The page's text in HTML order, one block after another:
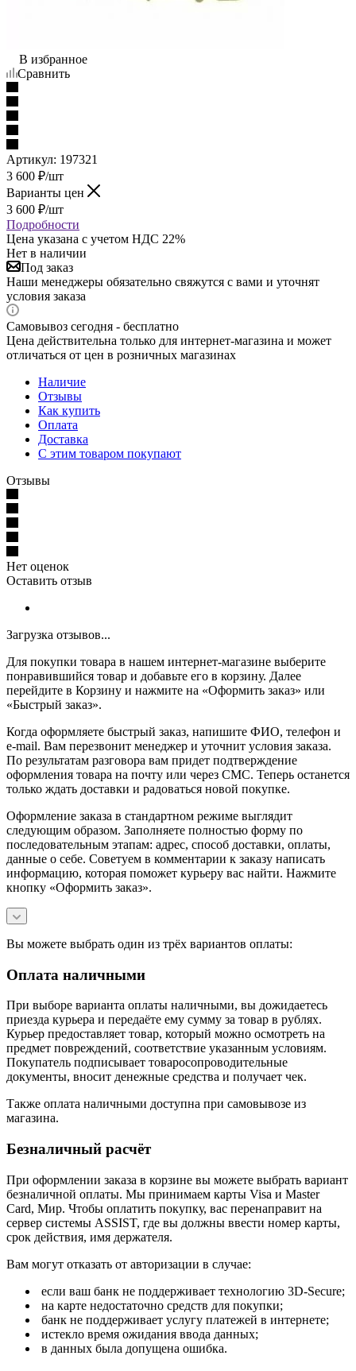
В избранное
Сравнить
Артикул: 197321
3 600 ₽/шт
Варианты цен
3 600 ₽/шт
Подробности
Цена указана с учетом НДС 22%
Нет в наличии
Под заказ
Наши менеджеры обязательно свяжутся с вами и уточнят
условия заказа
Самовывоз сегодня - бесплатно
Цена действительна только для интернет-магазина и может
отличаться от цен в розничных магазинах
Наличие
Отзывы
Как купить
Оплата
Доставка
С этим товаром покупают
Отзывы
Нет оценок
Оставить отзыв
Загрузка отзывов...
Для покупки товара в нашем интернет-магазине выберите
понравившийся товар и добавьте его в корзину. Далее
перейдите в Корзину и нажмите на «Оформить заказ» или
«Быстрый заказ».
Когда оформляете быстрый заказ, напишите ФИО, телефон и
e-mail. Вам перезвонит менеджер и уточнит условия заказа.
По результатам разговора вам придет подтверждение
оформления товара на почту или через СМС. Теперь останется
только ждать доставки и радоваться новой покупке.
Оформление заказа в стандартном режиме выглядит
следующим образом. Заполняете полностью форму по
последовательным этапам: адрес, способ доставки, оплаты,
данные о себе. Советуем в комментарии к заказу написать
информацию, которая поможет курьеру вас найти. Нажмите
кнопку «Оформить заказ».
Вы можете выбрать один из трёх вариантов оплаты:
Оплата наличными
При выборе варианта оплаты наличными, вы дожидаетесь
приезда курьера и передаёте ему сумму за товар в рублях.
Курьер предоставляет товар, который можно осмотреть на
предмет повреждений, соответствие указанным условиям.
Покупатель подписывает товаросопроводительные
документы, вносит денежные средства и получает чек.
Также оплата наличными доступна при самовывозе из
магазина.
Безналичный расчёт
При оформлении заказа в корзине вы можете выбрать вариант
безналичной оплаты. Мы принимаем карты Visa и Master
Card, Мир. Чтобы оплатить покупку, вас перенаправит на
сервер системы ASSIST, где вы должны ввести номер карты,
срок действия, имя держателя.
Вам могут отказать от авторизации в случае:
если ваш банк не поддерживает технологию 3D-Secure;
на карте недостаточно средств для покупки;
банк не поддерживает услугу платежей в интернете;
истекло время ожидания ввода данных;
в данных была допущена ошибка.